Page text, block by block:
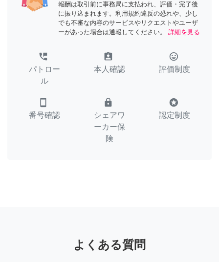
報酬は取引前に事務局に支払われ、評価・完了後
に振り込まれます。利用規約違反の恐れや、少し
でも不審な内容のサービスやリクエストやユーザ
ーがあった場合は通報してください。
詳細を見る
perm_phone_msg
パトロー
ル
assignment_ind
本人確認
tag_faces
評価制度
smartphone
番号確認
lock
シェアワ
ーカー保
険
stars
認定制度
よくある質問